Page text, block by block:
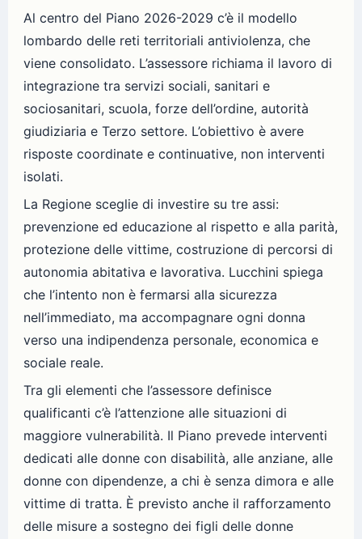
Al centro del Piano 2026-2029 c’è il modello
lombardo delle reti territoriali antiviolenza, che
viene consolidato. L’assessore richiama il lavoro di
integrazione tra servizi sociali, sanitari e
sociosanitari, scuola, forze dell’ordine, autorità
giudiziaria e Terzo settore. L’obiettivo è avere
risposte coordinate e continuative, non interventi
isolati.
La Regione sceglie di investire su tre assi:
prevenzione ed educazione al rispetto e alla parità,
protezione delle vittime, costruzione di percorsi di
autonomia abitativa e lavorativa. Lucchini spiega
che l’intento non è fermarsi alla sicurezza
nell’immediato, ma accompagnare ogni donna
verso una indipendenza personale, economica e
sociale reale.
Tra gli elementi che l’assessore definisce
qualificanti c’è l’attenzione alle situazioni di
maggiore vulnerabilità. Il Piano prevede interventi
dedicati alle donne con disabilità, alle anziane, alle
donne con dipendenze, a chi è senza dimora e alle
vittime di tratta. È previsto anche il rafforzamento
delle misure a sostegno dei figli delle donne